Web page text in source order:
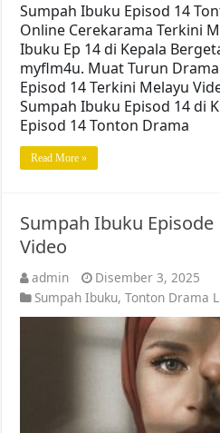
Sumpah Ibuku Episod 14
Online Cerekarama Terkini
Ibuku Ep 14 di Kepala
myflm4u. Muat Turun
Episod 14 Terkini Melayu
Sumpah Ibuku Episod 14 di
Episod 14 Tonton Drama
Read More »
Sumpah Ibuku
Video
admin
Disember 3, 2025
Sumpah Ibuku,Tonton Drama